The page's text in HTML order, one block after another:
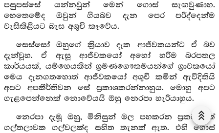
පසුපස්සේ යන්නවුන් මෙන් ගොස් සැඟවුණාහ.
හෙතෙමේද ඔවුන් ගියබව දැන පෙර පරිද්දෙන්ම
වැසිකිළියට බැස අශුචි කෑවේය.
සෙස්සෝ ඔහුගේ ක්‍රියාව දැක ආජීවකයන්ට ඒ බව
දැන්වූහ. ඒ ඇසූ ආජීවකයෝ අහෝ හරිම බරපතල
කාර්යයක්, යම්හෙයකින් ශ්‍රමණගෞතමයන්ගේ ශ්‍රාවකයෝ
මෙය දැනගතහොත් ආජීවකයෝ අශුචි කමින් ඇවිදිතියි
අපට අපකීර්තිවන සේ ප්‍රකාශකරන්නාහුය. මොහු අපට
ගැළපෙන්නෙක් නොවේයයි ඔහු නෙරපා හැරියාහුය.
නෙරපා දැමූ ඔහු, මිනිසුන් මල පහකරන ප්‍රකට එක්
ගල්තලාවක ගල්වලක්ද සහිත තැනක් ඇත. එහි ගොස්